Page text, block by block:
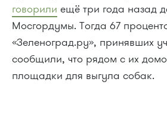
говорили ещё три года назад
Мосгордумы. Тогда 67
«Зеленоград.ру», принявших
сообщили, что рядом с их
площадки для выгула собак.